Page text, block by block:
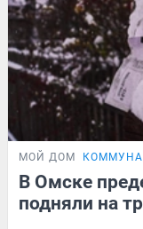
МОЙ ДОМ
В Омске
подняли на